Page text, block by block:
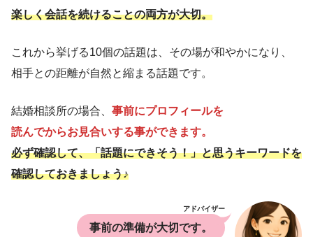
楽しく会話を続けることの両方が大切。
これから挙げる10個の話題は、その場が和やかになり、
相手との距離が自然と縮まる話題です。
結婚相談所の場合、 事前にプロフィールを
読んでからお見合いする事ができます。
必ず確認して、「話題にできそう！」と思うキーワードを
確認しておきましょう♪
アドバイザー
事前の準備が大切です。